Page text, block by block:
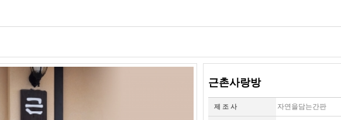
근촌사랑방
제 조 사 자연을담는간판